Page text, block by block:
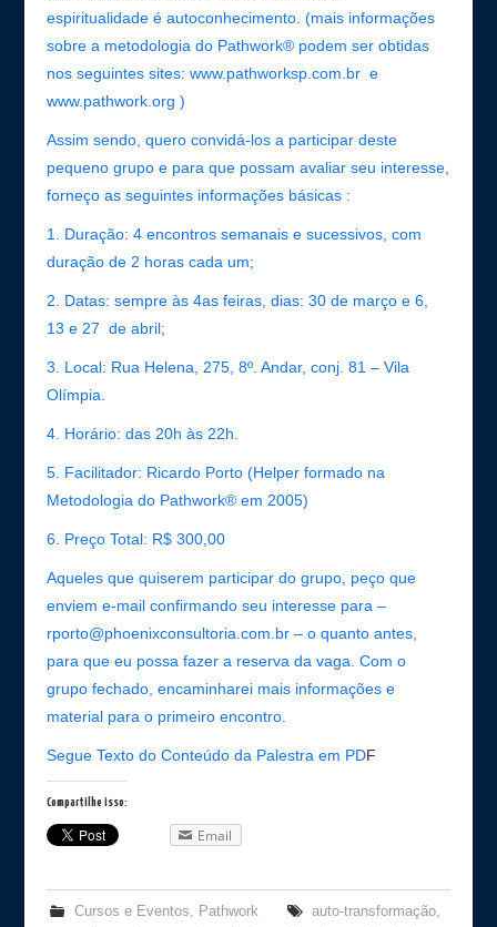
espiritualidade é autoconhecimento. (mais informações
sobre a metodologia do Pathwork® podem ser obtidas
nos seguintes sites: www.pathworksp.com.br e
www.pathwork.org )
Assim sendo, quero convidá-los a participar deste
pequeno grupo e para que possam avaliar seu interesse,
forneço as seguintes informações básicas :
1. Duração: 4 encontros semanais e sucessivos, com
duração de 2 horas cada um;
2. Datas: sempre às 4as feiras, dias: 30 de março e 6,
13 e 27 de abril;
3. Local: Rua Helena, 275, 8º. Andar, conj. 81 – Vila
Olímpia.
4. Horário: das 20h às 22h.
5. Facilitador: Ricardo Porto (Helper formado na
Metodologia do Pathwork® em 2005)
6. Preço Total: R$ 300,00
Aqueles que quiserem participar do grupo, peço que
enviem e-mail confirmando seu interesse para –
rporto@phoenixconsultoria.com.br – o quanto antes,
para que eu possa fazer a reserva da vaga. Com o
grupo fechado, encaminharei mais informações e
material para o primeiro encontro.
Segue Texto do Conteúdo da Palestra em PDF
Compartilhe isso:
Email
Cursos e Eventos, Pathwork auto-transformação,